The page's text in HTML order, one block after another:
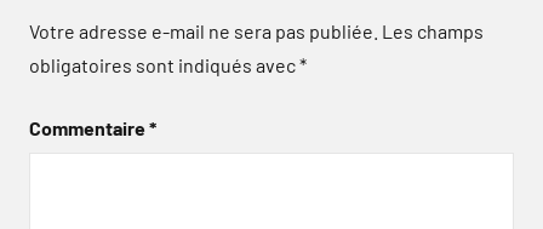
Votre adresse e-mail ne sera pas publiée. Les champs
obligatoires sont indiqués avec*
Commentaire*